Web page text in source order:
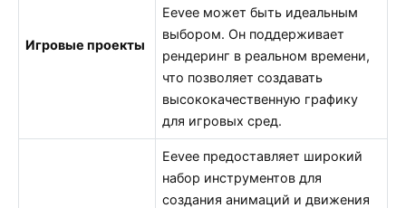
Игровые проекты
Eevee может быть идеальным
выбором. Он поддерживает
рендеринг в реальном времени,
что позволяет создавать
высококачественную графику
для игровых сред.
Eevee предоставляет широкий
набор инструментов для
создания анимаций и движения